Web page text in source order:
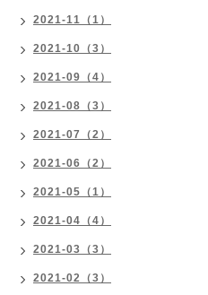
2021-11（1）
2021-10（3）
2021-09（4）
2021-08（3）
2021-07（2）
2021-06（2）
2021-05（1）
2021-04（4）
2021-03（3）
2021-02（3）